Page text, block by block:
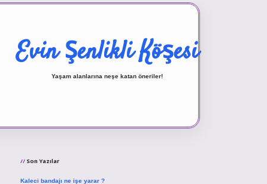
Evin Şenlikli Köşesi
Yaşam alanlarına neşe katan öneriler!
Son Yazılar
Kaleci bandajı ne işe yarar ?